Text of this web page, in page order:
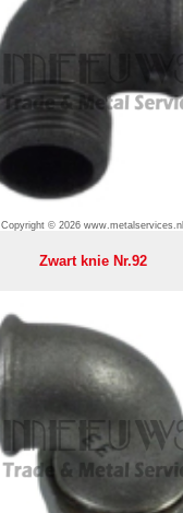
Copyright © 2026 www.metalservices.nl
Zwart knie Nr.92